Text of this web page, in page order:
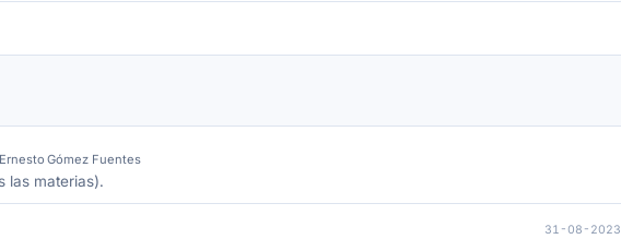
Gómez Fuentes
las materias).
31-08-2023